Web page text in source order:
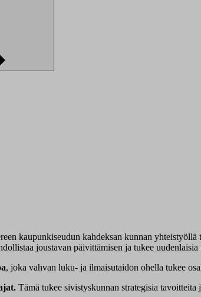
kaupunkiseudun kahdeksan kunnan
joustavan päivittämisen ja tukee uudenlaisia
, joka vahvan luku- ja ilmaisutaidon ohella tukee
Tämä tukee sivistyskunnan strategisia